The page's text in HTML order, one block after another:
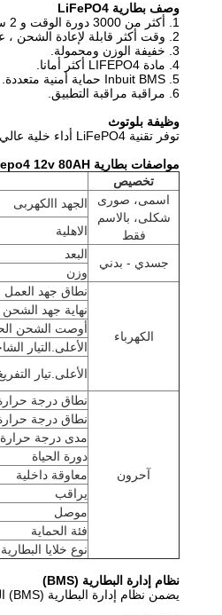
وصف بطارية LiFePO4
1. أكثر من 3000 دورة الوقت و 2 سنوات ضمان طويل الوقت.
2. وقت أكثر قابلة لإعادة الشحن ، عمر أطول ، حماية اقتصادية وبيئية.
3. خفيفة الوزن ومحمولة.
4. مادة LIFEPO4 أكثر أمانا.
5. Inbuit BMS حماية أمنية متعددة.
6. مراقبة مراقبة التطبيق.
وظيفة بلوتوث
توفر تقنية LiFePO4 أداء خلية عالي الطاقة متوافق مع الكثير من تطبيقات الليثيوم أيون لتوفير المزيد من الطاقة وإطالة العمر الطويل.تتيح لك وظيفة البلوتوث المصممة أيضًا قراءة حالة البطارية بحرية في أي وقت.
مواصفات بطارية Lifepo4 12v 80AH
تخصيص
اسمى، صورى
شكلى، بالاسم
فقط
الجهد االكهربى
الاهلية
جسدي - بدني
البعد
وزن
الكهرباء
نطاق جهد العمل
نهاية جهد الشحن
أوصت الشحن
الأعلى.التيار
الأعلى.تيار
آحرون
نطاق درجة
نطاق درجة حرارة
مدى درجة حرارة
دورة الحياة
معاوقة داخلية
يراقب
موصل
فئة الحماية
نوع خلايا البطارية
نظام إدارة البطارية (BMS)
يضمن نظام إدارة البطارية (BMS) المدمج في كل بطارية إيقاف تشغيل البطارية في حالة انخفاض الجهد أو الحمل الزائد وتشغيلها تلقائيًا مرة أخرى بمجرد حل المشكلة.